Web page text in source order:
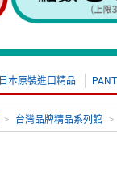
日本原裝進口精品
> 台灣品牌精品系列館 >